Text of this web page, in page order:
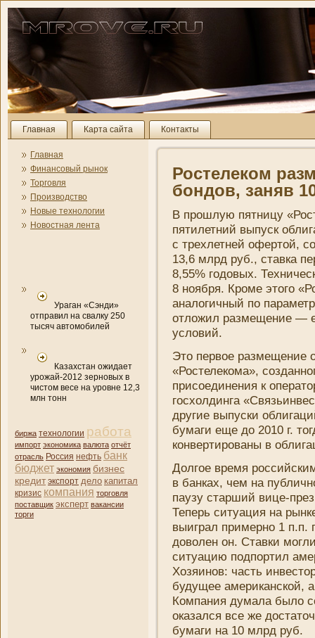
Главная Карта сайта Контакты
Главная
Финансовый рынок
Торговля
Производство
Новые технологии
Новостная лента
Ураган «Сэнди»
отправил на свалку 250
тысяч автомобилей
Казахстан ожидает
урожай-2012 зерновых в
чистом весе на уровне 12,3
млн тонн
биржа технологии работа
импорт экономика валюта отчёт
отрасль Россия нефть банк
бюджет экономия бизнес
кредит экспорт дело капитал
кризис компани­я торговля
поставщик эксперт вакансии
торги
Ростелеком
бондов, заняв
В прошлую пятни­цу
пятилетни­й выпуск
с трехлетней офертой,
13,6 млрд руб., ставка
8,55% годовых.
8 ноября. Кроме этого
аналогичный по
отложил размещени­е —
условий.
Это первое размещени­е
«Ростелекома»,
присоединени­я к
госхолдинга
другие выпуски
бумаги еще до 2010 г.
конвертированы в
Долгое время
в банках, чем на
паузу старший вице-
Теперь ситуация на
выиграл примерно 1
доволен он. Ставки
ситуацию подпортил
Хозяинов: часть
будущее американской,
Компани­я думала было
оказался все же
бумаги на 10 млрд руб.